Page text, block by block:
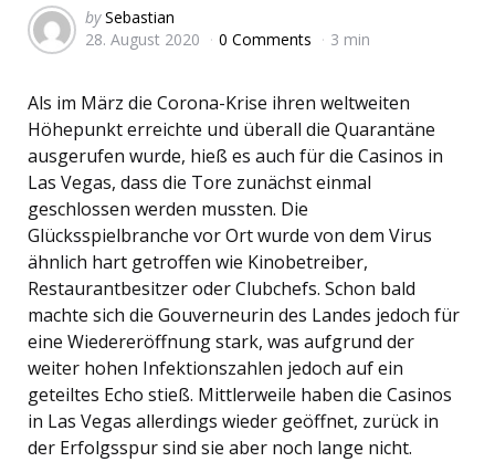
Posted
by
by Sebastian
28. August 2020
0 Comments 3 min
Als im März die Corona-Krise ihren weltweiten
Höhepunkt erreichte und überall die Quarantäne
ausgerufen wurde, hieß es auch für die Casinos in
Las Vegas, dass die Tore zunächst einmal
geschlossen werden mussten. Die
Glücksspielbranche vor Ort wurde von dem Virus
ähnlich hart getroffen wie Kinobetreiber,
Restaurantbesitzer oder Clubchefs. Schon bald
machte sich die Gouverneurin des Landes jedoch für
eine Wiedereröffnung stark, was aufgrund der
weiter hohen Infektionszahlen jedoch auf ein
geteiltes Echo stieß. Mittlerweile haben die Casinos
in Las Vegas allerdings wieder geöffnet, zurück in
der Erfolgsspur sind sie aber noch lange nicht.